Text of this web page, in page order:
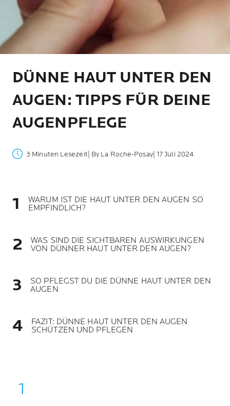
DÜNNE HAUT UNTER DEN
AUGEN: TIPPS FÜR DEINE
AUGENPFLEGE
3 Minuten Lesezeit | By La Roche-Posay| 17 Juli 2024
WARUM IST DIE HAUT UNTER DEN AUGEN SO
EMPFINDLICH?
WAS SIND DIE SICHTBAREN AUSWIRKUNGEN
VON DÜNNER HAUT UNTER DEN AUGEN?
SO PFLEGST DU DIE DÜNNE HAUT UNTER DEN
AUGEN
FAZIT: DÜNNE HAUT UNTER DEN AUGEN
SCHÜTZEN UND PFLEGEN